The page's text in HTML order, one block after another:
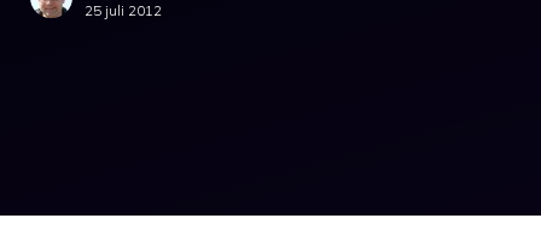
25 juli 2012